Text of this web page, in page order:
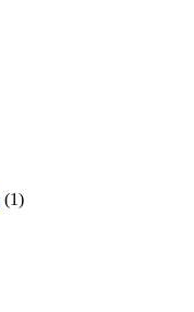
(1)